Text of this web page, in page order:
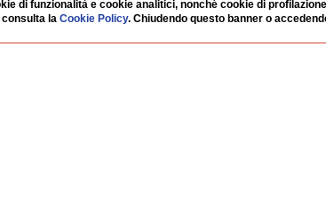
Riascolta
Dirette
di funzionalità e cookie analitici, nonché cookie di
consulta laCookie Policy. Chiudendo questo banner o